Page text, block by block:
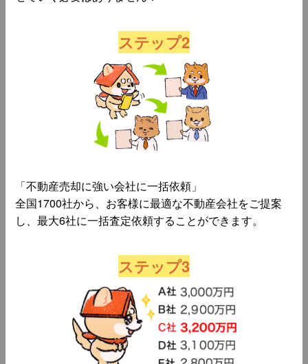
ステップ2
「不動産売却に強い会社に一括依頼」
全国1700社から、お客様に最適な不動産会社をご提案
し、最大6社に一括査定依頼することができます。
ステップ3